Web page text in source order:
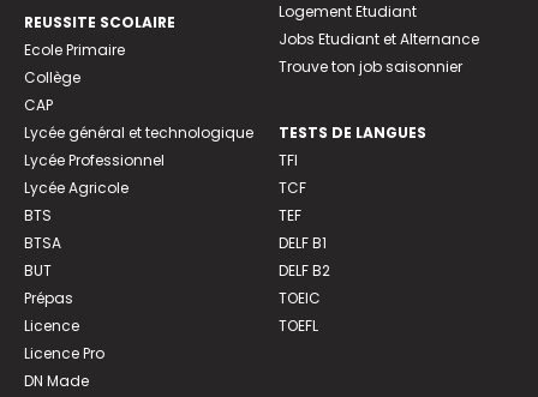
REUSSITE SCOLAIRE
Ecole Primaire
Collège
CAP
Lycée général et technologique
Lycée Professionnel
Lycée Agricole
BTS
BTSA
BUT
Prépas
Licence
Licence Pro
DN Made
Logement Etudiant
Jobs Etudiant et Alternance
Trouve ton job saisonnier
TESTS DE LANGUES
TFI
TCF
TEF
DELF B1
DELF B2
TOEIC
TOEFL